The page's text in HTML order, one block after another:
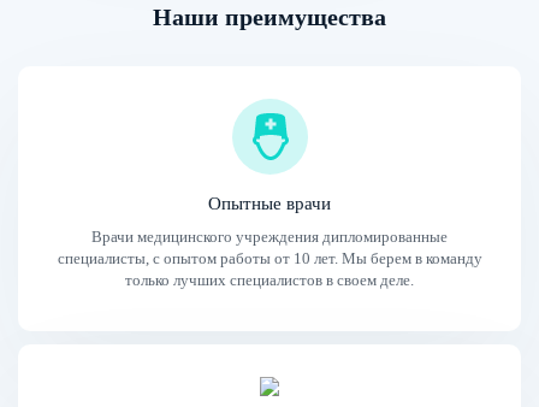
Наши преимущества
Опытные врачи
Врачи медицинского учреждения дипломированные
специалисты, с опытом работы от 10 лет. Мы берем в команду
только лучших специалистов в своем деле.